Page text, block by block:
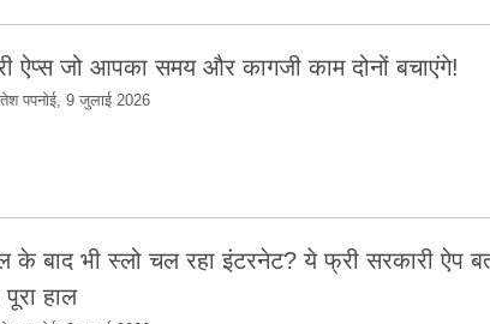
ऐप्स जो आपका समय और कागजी काम दोनों बचाएंगे!
पपनोई, 9 जुलाई 2026
के बाद भी स्लो चल रहा इंटरनेट? ये फ्री सरकारी ऐप
हाल